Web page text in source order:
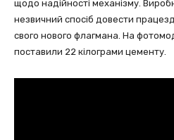
щодо надійності механізму.
незвичний спосіб довести
свого нового флагмана. На
поставили 22 кілограми цементу.